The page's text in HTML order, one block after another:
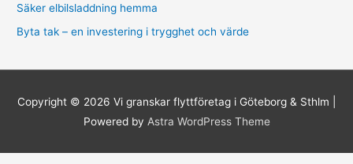
Säker elbilsladdning hemma
Byta tak – en investering i trygghet och värde
Copyright © 2026 Vi granskar flyttföretag i Göteborg & Sthlm
Powered by Astra WordPress Theme